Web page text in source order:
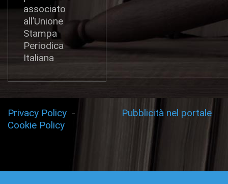
associato
all’Unione
Stampa
Periodica
Italiana
Privacy Policy -
Cookie Policy
Pubblicità nel portale